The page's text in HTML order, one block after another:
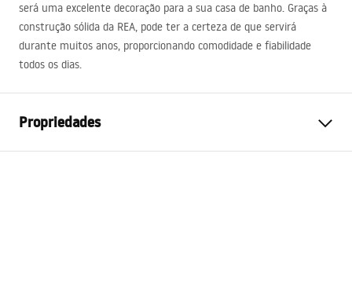
será uma excelente decoração para a sua casa de banho. Graças à
construção sólida da REA, pode ter a certeza de que servirá
durante muitos anos, proporcionando comodidade e fiabilidade
todos os dias.
Propriedades